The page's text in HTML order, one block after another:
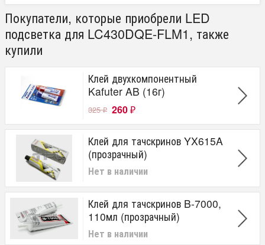
Покупатели, которые приобрели LED
подсветка для LC430DQE-FLM1, также
купили
Клей двухкомпонентный
Kafuter AB (16г)
325₽ 260 ₽
Клей для тачскринов YX615A
(прозрачный)
Нет в наличии
Клей для тачскринов B-7000,
110мл (прозрачный)
Нет в наличии